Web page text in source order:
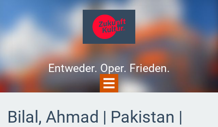
Entweder. Oper. Frieden.
Bilal, Ahmad | Pakistan |